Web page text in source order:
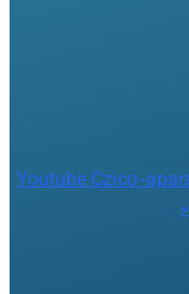
YoutubeCzico-